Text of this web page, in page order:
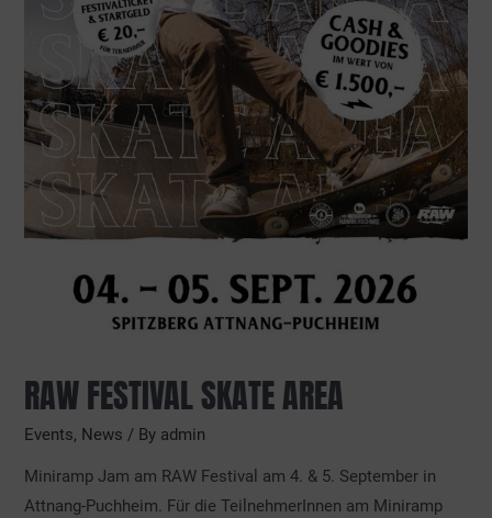
RAW FESTIVAL SKATE AREA
Events, News / By admin
Miniramp Jam am RAW Festival am 4. & 5. September in
Attnang-Puchheim. Für die TeilnehmerInnen am Miniramp